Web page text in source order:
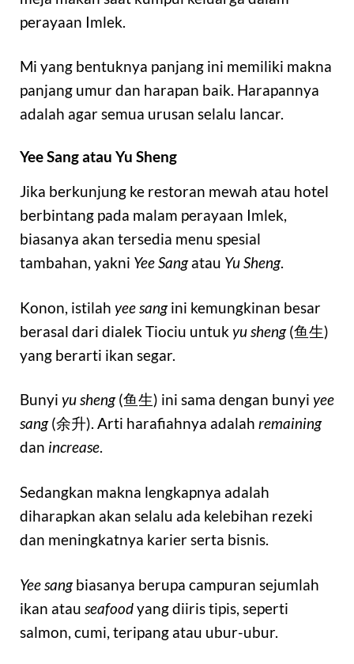
perayaan Imlek.
Mi yang bentuknya panjang ini memiliki makna
panjang umur dan harapan baik. Harapannya
adalah agar semua urusan selalu lancar.
Yee Sang atau Yu Sheng
Jika berkunjung ke restoran mewah atau hotel
berbintang pada malam perayaan Imlek,
biasanya akan tersedia menu spesial
tambahan, yakni Yee Sangatau Yu Sheng.
Konon, istilah yee sangini kemungkinan besar
berasal dari dialek Tiociu untukyu sheng(鱼生)
yang berarti ikan segar.
Bunyi yu sheng(鱼生) ini sama dengan bunyi yee
sang(余升). Arti harafiahnya adalah remaining
dan increase.
Sedangkan makna lengkapnya adalah
diharapkan akan selalu ada kelebihan rezeki
dan meningkatnya karier serta bisnis.
Yee sangbiasanya berupa campuran sejumlah
ikan atau seafoodyang diiris tipis, seperti
salmon, cumi, teripang atau ubur-ubur.